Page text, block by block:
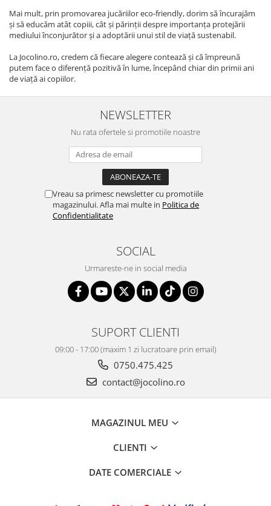
Mai mult, prin promovarea jucăriilor eco-friendly, dorim să încurajăm
și să educăm atât copiii, cât și părinții despre importanța protejării
mediului înconjurător și a adoptării unui stil de viață sustenabil.
La Jocolino.ro, credem că fiecare alegere contează și că împreună
putem face o diferență pozitivă în lume, începând chiar din primii ani
de viață ai copiilor.
NEWSLETTER
Nu rata ofertele si promotiile noastre
Vreau sa primesc newsletter cu promotiile
magazinului. Afla mai multe in Politica de
Confidentialitate
SOCIAL
Urmareste-ne in social media
SUPORT CLIENTI
09:00 - 17:00 (maxim 1 zi lucratoare prin email)
0750.475.425
contact@jocolino.ro
MAGAZINUL MEU
CLIENTI
DATE COMERCIALE